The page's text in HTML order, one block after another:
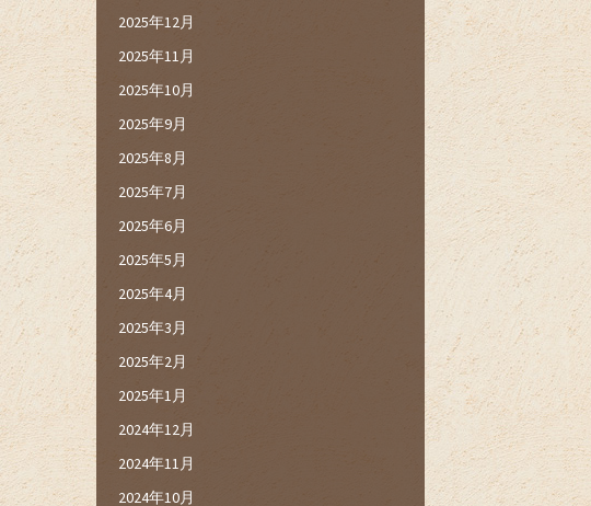
2025年12月
2025年11月
2025年10月
2025年9月
2025年8月
2025年7月
2025年6月
2025年5月
2025年4月
2025年3月
2025年2月
2025年1月
2024年12月
2024年11月
2024年10月